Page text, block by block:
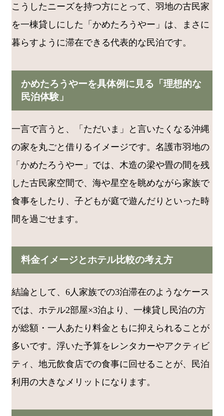
こうしたニーズを持つ方にとって、羽地の古民家
を一棟貸しにした「かめたろうやー」は、まさに
暮らすように滞在できる代表的な民泊です。
かめたろうやーを具体例に見る「理想的な
民泊体験」
一言で言うと、「ただいま」と言いたくなる沖縄
の家を丸ごと借りるイメージです。名護市羽地の
「かめたろうやー」では、木造の梁や畳の間を残
した古民家空間で、海や星空を眺めながら家族で
食事をしたり、子どもが庭で遊んだりといった時
間を過ごせます。
料金イメージとホテル比較の考え方
結論として、6人家族での3泊滞在のようなケース
では、ホテル2部屋×3泊より、一棟貸し民泊の方
が総額・一人あたり料金ともに抑えられることが
多いです。浮いた予算をレンタカーやアクティビ
ティ、地元飲食店での食事に回せることが、民泊
利用の大きなメリットになります。